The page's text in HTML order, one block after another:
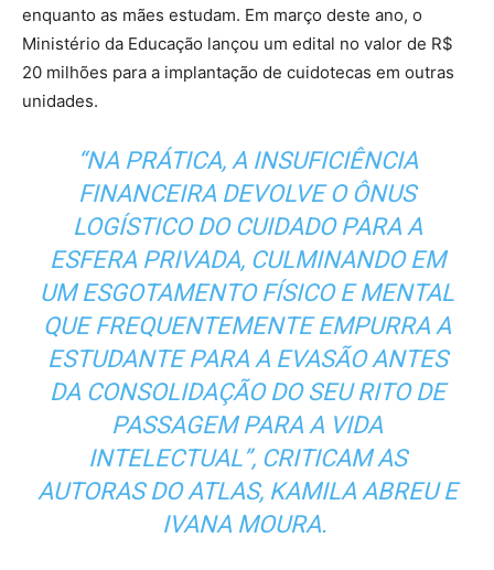
enquanto as mães estudam. Em março deste ano, o
Ministério da Educação lançou um edital no valor de R$
20 milhões para a implantação de cuidotecas em outras
unidades.
“NA PRÁTICA, A INSUFICIÊNCIA
FINANCEIRA DEVOLVE O ÔNUS
LOGÍSTICO DO CUIDADO PARA A
ESFERA PRIVADA, CULMINANDO EM
UM ESGOTAMENTO FÍSICO E MENTAL
QUE FREQUENTEMENTE EMPURRA A
ESTUDANTE PARA A EVASÃO ANTES
DA CONSOLIDAÇÃO DO SEU RITO DE
PASSAGEM PARA A VIDA
INTELECTUAL”, CRITICAM AS
AUTORAS DO ATLAS, KAMILA ABREU E
IVANA MOURA.